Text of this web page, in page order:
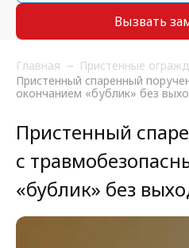
Вызвать
Главная
Пристенные
Пристенный спаренный
окончанием «бублик» без
Пристенный
с
«бублик» без